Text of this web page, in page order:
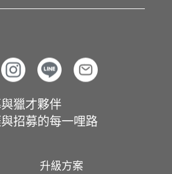
獵才夥伴
招募的每一哩路
升級方案